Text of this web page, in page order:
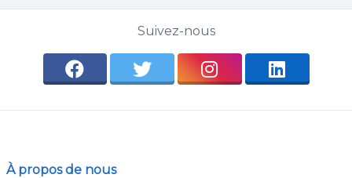
Suivez-nous
À propos de nous